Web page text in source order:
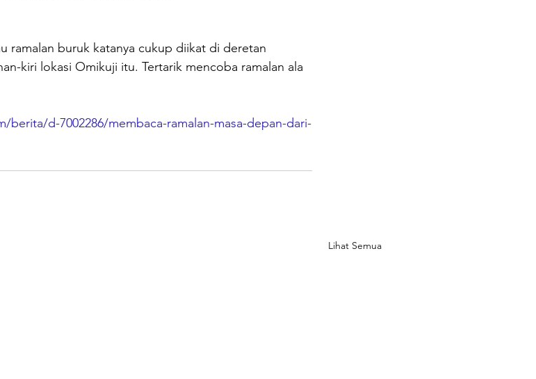
ramalan buruk katanya cukup diikat di deretan
kiri lokasi Omikuji itu. Tertarik mencoba ramalan ala
d-7002286/membaca-ramalan-masa-depan-dari-
Lihat Semua